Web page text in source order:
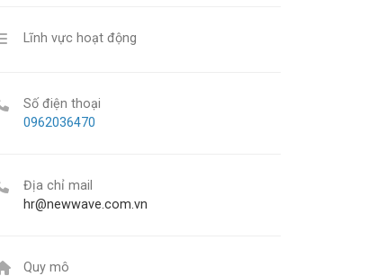
Lĩnh vực hoạt động
Số điện thoại
0962036470
Địa chỉ mail
hr@newwave.com.vn
Quy mô